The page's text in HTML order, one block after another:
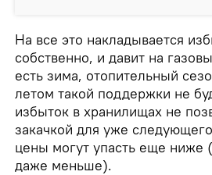
На все это накладывается
собственно, и давит на
есть зима, отопительный
летом такой поддержки не
избыток в хранилищах не
закачкой для уже
цены могут упасть еще ниже
даже меньше).